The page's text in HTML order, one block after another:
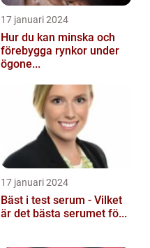
17 januari 2024
Hur du kan minska och
förebygga rynkor under
ögone...
17 januari 2024
Bäst i test serum - Vilket
är det bästa serumet fö...